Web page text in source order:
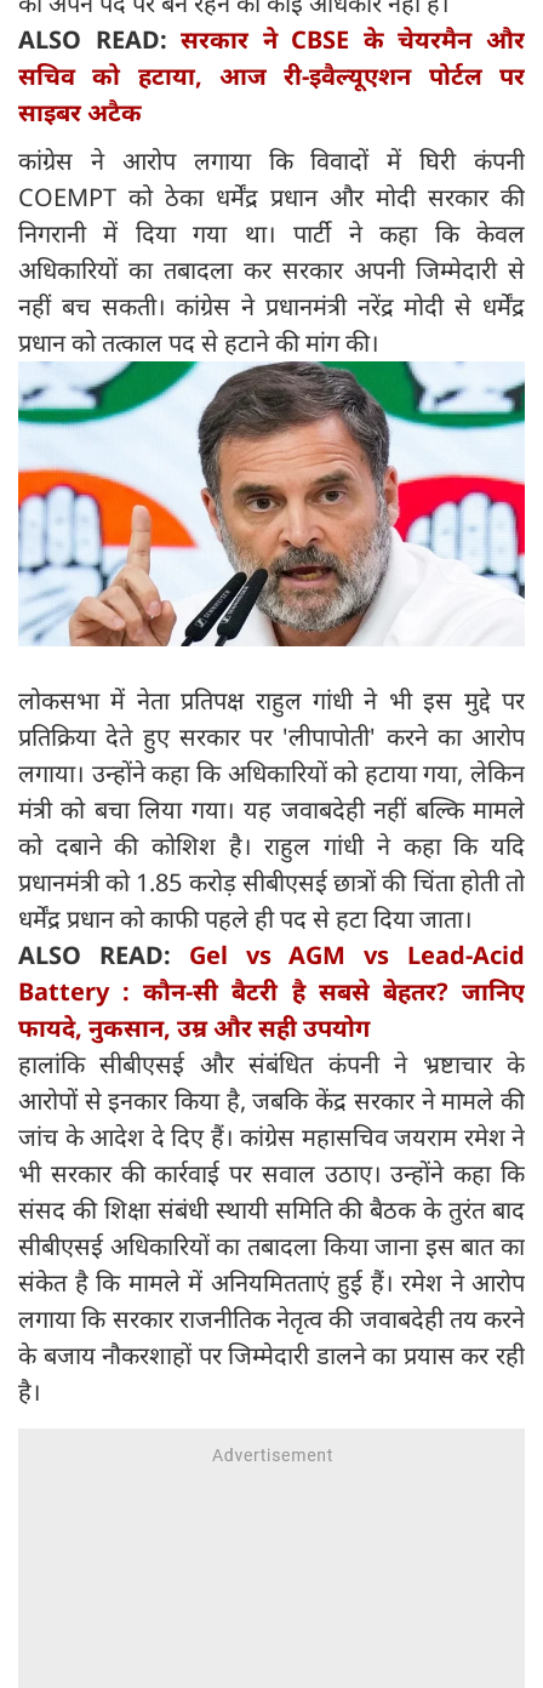
ALSO READ:सरकार ने CBSE के चेयरमैन और
सचिव को हटाया, आज री-इवैल्यूएशन पोर्टल पर
साइबर अटैक
कांग्रेस ने आरोप लगाया कि विवादों में घिरी कंपनी
COEMPT को ठेका धर्मेंद्र प्रधान और मोदी सरकार की
निगरानी में दिया गया था। पार्टी ने कहा कि केवल
अधिकारियों का तबादला कर सरकार अपनी जिम्मेदारी से
नहीं बच सकती। कांग्रेस ने प्रधानमंत्री नरेंद्र मोदी से धर्मेंद्र
प्रधान को तत्काल पद से हटाने की मांग की।
लोकसभा में नेता प्रतिपक्ष राहुल गांधी ने भी इस मुद्दे पर
प्रतिक्रिया देते हुए सरकार पर 'लीपापोती' करने का आरोप
लगाया। उन्होंने कहा कि अधिकारियों को हटाया गया, लेकिन
मंत्री को बचा लिया गया। यह जवाबदेही नहीं बल्कि मामले
को दबाने की कोशिश है। राहुल गांधी ने कहा कि यदि
प्रधानमंत्री को 1.85 करोड़ सीबीएसई छात्रों की चिंता होती तो
धर्मेंद्र प्रधान को काफी पहले ही पद से हटा दिया जाता।
ALSO READ: Gel vs AGM vs Lead-Acid
Battery : कौन-सी बैटरी है सबसे बेहतर? जानिए
फायदे, नुकसान, उम्र और सही उपयोग
हालांकि सीबीएसई और संबंधित कंपनी ने भ्रष्टाचार के
आरोपों से इनकार किया है, जबकि केंद्र सरकार ने मामले की
जांच के आदेश दे दिए हैं। कांग्रेस महासचिव जयराम रमेश ने
भी सरकार की कार्रवाई पर सवाल उठाए। उन्होंने कहा कि
संसद की शिक्षा संबंधी स्थायी समिति की बैठक के तुरंत बाद
सीबीएसई अधिकारियों का तबादला किया जाना इस बात का
संकेत है कि मामले में अनियमितताएं हुई हैं। रमेश ने आरोप
लगाया कि सरकार राजनीतिक नेतृत्व की जवाबदेही तय करने
के बजाय नौकरशाहों पर जिम्मेदारी डालने का प्रयास कर रही
है।